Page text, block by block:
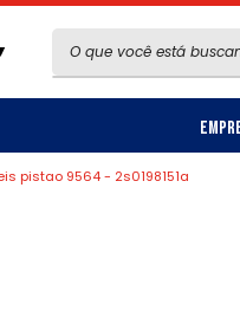
pistao 9564 - 2s0198151a